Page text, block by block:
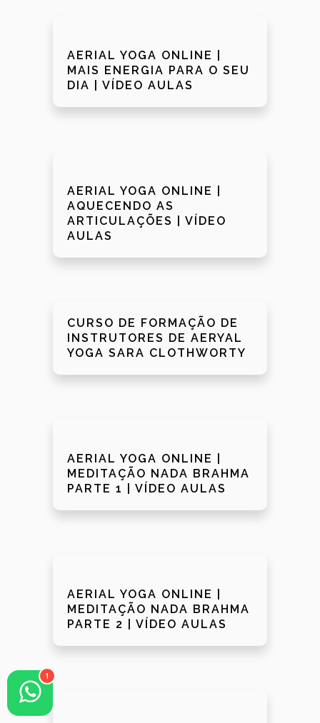
AERIAL YOGA ONLINE |
MAIS ENERGIA PARA O SEU
DIA | VÍDEO AULAS
AERIAL YOGA ONLINE |
AQUECENDO AS
ARTICULAÇÕES | VÍDEO
AULAS
CURSO DE FORMAÇÃO DE
INSTRUTORES DE AERYAL
YOGA SARA CLOTHWORTY
AERIAL YOGA ONLINE |
MEDITAÇÃO NADA BRAHMA
PARTE 1 | VÍDEO AULAS
AERIAL YOGA ONLINE |
MEDITAÇÃO NADA BRAHMA
PARTE 2 | VÍDEO AULAS